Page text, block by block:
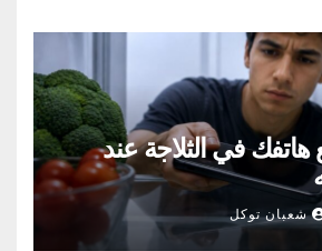
هاتفك في الثلاجة عند
شعبان توكل